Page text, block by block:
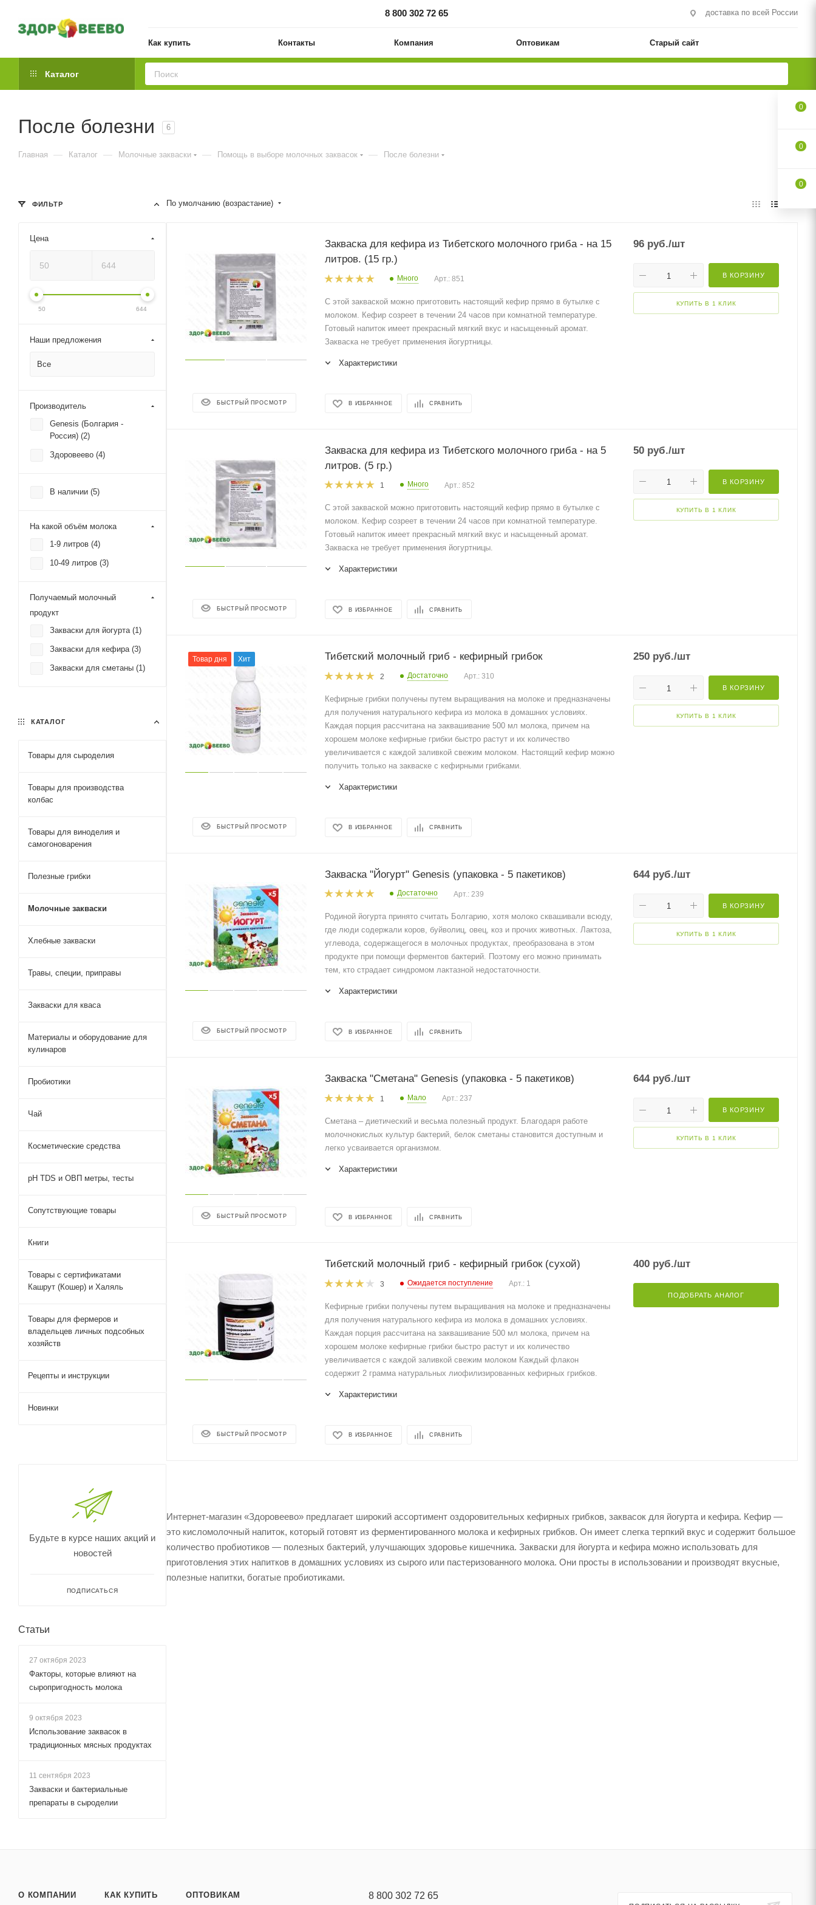
8 800 302 72 65 доставка по всей России
Как купить Контакты Компания Оптовикам Старый сайт
Каталог
После болезни 6
Главная — Каталог — Молочные закваски — Помощь в выборе молочных заквасок — После болезни
По умолчанию (возрастание)
БЫСТРЫЙ ПРОСМОТР
Закваска для кефира из Тибетского молочного гриба - на 15
литров. (15 гр.)
Много Арт.: 851
С этой закваской можно приготовить настоящий кефир прямо в бутылке с
молоком. Кефир созреет в течении 24 часов при комнатной температуре.
Готовый напиток имеет прекрасный мягкий вкус и насыщенный аромат.
Закваска не требует применения йогуртницы.
Характеристики
В ИЗБРАННОЕ СРАВНИТЬ
96 руб./шт
В КОРЗИНУ
КУПИТЬ В 1 КЛИК
БЫСТРЫЙ ПРОСМОТР
Закваска для кефира из Тибетского молочного гриба - на 5
литров. (5 гр.)
1 Много Арт.: 852
С этой закваской можно приготовить настоящий кефир прямо в бутылке с
молоком. Кефир созреет в течении 24 часов при комнатной температуре.
Готовый напиток имеет прекрасный мягкий вкус и насыщенный аромат.
Закваска не требует применения йогуртницы.
Характеристики
В ИЗБРАННОЕ СРАВНИТЬ
50 руб./шт
В КОРЗИНУ
КУПИТЬ В 1 КЛИК
Товар дня Хит
БЫСТРЫЙ ПРОСМОТР
Тибетский молочный гриб - кефирный грибок
2 Достаточно Арт.: 310
Кефирные грибки получены путем выращивания на молоке и предназначены
для получения натурального кефира из молока в домашних условиях.
Каждая порция рассчитана на заквашивание 500 мл молока, причем на
хорошем молоке кефирные грибки быстро растут и их количество
увеличивается с каждой заливкой свежим молоком. Настоящий кефир можно
получить только на закваске с кефирными грибками.
Характеристики
В ИЗБРАННОЕ СРАВНИТЬ
250 руб./шт
В КОРЗИНУ
КУПИТЬ В 1 КЛИК
БЫСТРЫЙ ПРОСМОТР
Закваска "Йогурт" Genesis (упаковка - 5 пакетиков)
Достаточно Арт.: 239
Родиной йогурта принято считать Болгарию, хотя молоко сквашивали всюду,
где люди содержали коров, буйволиц, овец, коз и прочих животных. Лактоза,
углевода, содержащегося в молочных продуктах, преобразована в этом
продукте при помощи ферментов бактерий. Поэтому его можно принимать
тем, кто страдает синдромом лактазной недостаточности.
Характеристики
В ИЗБРАННОЕ СРАВНИТЬ
644руб./шт
В КОРЗИНУ
КУПИТЬ В 1 КЛИК
БЫСТРЫЙ ПРОСМОТР
Закваска "Сметана" Genesis (упаковка - 5 пакетиков)
1 Мало Арт.: 237
Сметана – диетический и весьма полезный продукт. Благодаря работе
молочнокислых культур бактерий, белок сметаны становится доступным и
легко усваивается организмом.
Характеристики
В ИЗБРАННОЕ СРАВНИТЬ
644руб./шт
В КОРЗИНУ
КУПИТЬ В 1 КЛИК
БЫСТРЫЙ ПРОСМОТР
Тибетский молочный гриб - кефирный грибок (сухой)
3 Ожидается поступление Арт.: 1
Кефирные грибки получены путем выращивания на молоке и предназначены
для получения натурального кефира из молока в домашних условиях.
Каждая порция рассчитана на заквашивание 500 мл молока, причем на
хорошем молоке кефирные грибки быстро растут и их количество
увеличивается с каждой заливкой свежим молоком Каждый флакон
содержит 2 грамма натуральных лиофилизированных кефирных грибков.
Характеристики
В ИЗБРАННОЕ СРАВНИТЬ
400 руб./шт
ПОДОБРАТЬ АНАЛОГ
Интернет-магазин «Здоровеево» предлагает широкий ассортимент оздоровительных кефирных грибков, заквасок для йогурта и кефира. Кефир —
это кисломолочный напиток, который готовят из ферментированного молока и кефирных грибков. Он имеет слегка терпкий вкус и содержит большое
количество пробиотиков — полезных бактерий, улучшающих здоровье кишечника. Закваски для йогурта и кефира можно использовать для
приготовления этих напитков в домашних условиях из сырого или пастеризованного молока. Они просты в использовании и производят вкусные,
полезные напитки, богатые пробиотиками.
ФИЛЬТР
Цена
50 644
Наши предложения
Все
Производитель
Genesis (Болгария -
Россия) (2)
Здоровеево (4)
В наличии (5)
На какой объём молока
1-9 литров (4)
10-49 литров (3)
Получаемый молочный
продукт
Закваски для йогурта (1)
Закваски для кефира (3)
Закваски для сметаны (1)
КАТАЛОГ
Товары для сыроделия
Товары для производства
колбас
Товары для виноделия и
самогоноварения
Полезные грибки
Молочные закваски
Хлебные закваски
Травы, специи, приправы
Закваски для кваса
Материалы и оборудование для
кулинаров
Пробиотики
Чай
Косметические средства
pH TDS и ОВП метры, тесты
Сопутствующие товары
Книги
Товары с сертификатами
Кашрут (Кошер) и Халяль
Товары для фермеров и
владельцев личных подсобных
хозяйств
Рецепты и инструкции
Новинки
Будьте в курсе наших акций и
новостей
ПОДПИСАТЬСЯ
Статьи
27 октября 2023
Факторы, которые влияют на
сыропригодность молока
9 октября 2023
Использование заквасок в
традиционных мясных продуктах
11 сентября 2023
Закваски и бактериальные
препараты в сыроделии
О КОМПАНИИ КАК КУПИТЬ ОПТОВИКАМ 8 800 302 72 65
0
0
0